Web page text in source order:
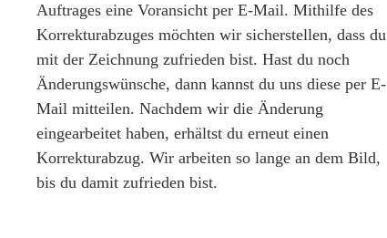
Auftrages eine Voransicht per E-Mail. Mithilfe des
Korrekturabzuges möchten wir sicherstellen, dass du
mit der Zeichnung zufrieden bist. Hast du noch
Änderungswünsche, dann kannst du uns diese per E-
Mail mitteilen. Nachdem wir die Änderung
eingearbeitet haben, erhältst du erneut einen
Korrekturabzug. Wir arbeiten so lange an dem Bild,
bis du damit zufrieden bist.